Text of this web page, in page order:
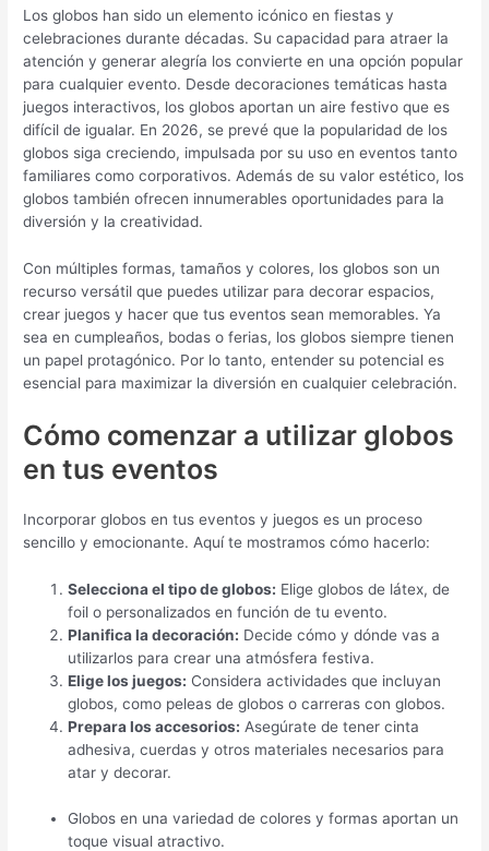
Los globos han sido un elemento icónico en fiestas y
celebraciones durante décadas. Su capacidad para atraer la
atención y generar alegría los convierte en una opción popular
para cualquier evento. Desde decoraciones temáticas hasta
juegos interactivos, los globos aportan un aire festivo que es
difícil de igualar. En 2026, se prevé que la popularidad de los
globos siga creciendo, impulsada por su uso en eventos tanto
familiares como corporativos. Además de su valor estético, los
globos también ofrecen innumerables oportunidades para la
diversión y la creatividad.
Con múltiples formas, tamaños y colores, los globos son un
recurso versátil que puedes utilizar para decorar espacios,
crear juegos y hacer que tus eventos sean memorables. Ya
sea en cumpleaños, bodas o ferias, los globos siempre tienen
un papel protagónico. Por lo tanto, entender su potencial es
esencial para maximizar la diversión en cualquier celebración.
Cómo comenzar a utilizar globos
en tus eventos
Incorporar globos en tus eventos y juegos es un proceso
sencillo y emocionante. Aquí te mostramos cómo hacerlo:
Selecciona el tipo de globos: Elige globos de látex, de
foil o personalizados en función de tu evento.
Planifica la decoración: Decide cómo y dónde vas a
utilizarlos para crear una atmósfera festiva.
Elige los juegos: Considera actividades que incluyan
globos, como peleas de globos o carreras con globos.
Prepara los accesorios: Asegúrate de tener cinta
adhesiva, cuerdas y otros materiales necesarios para
atar y decorar.
Globos en una variedad de colores y formas aportan un
toque visual atractivo.